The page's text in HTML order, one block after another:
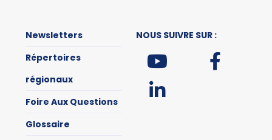
Newsletters
Répertoires
régionaux
Foire Aux Questions
Glossaire
NOUS SUIVRE SUR :